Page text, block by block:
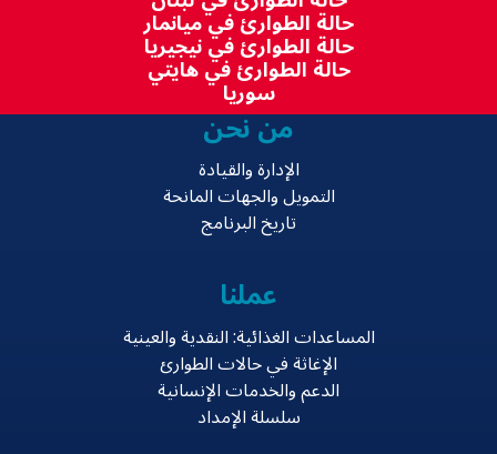
حالة الطوارئ في ميانمار
حالة الطوارئ في نيجيريا
حالة الطوارئ في هايتي
سوريا
من نحن
الإدارة والقيادة
التمويل والجهات المانحة
تاريخ البرنامج
عملنا
المساعدات الغذائية: النقدية والعينية
الإغاثة في حالات الطوارئ
الدعم والخدمات الإنسانية
سلسلة الإمداد